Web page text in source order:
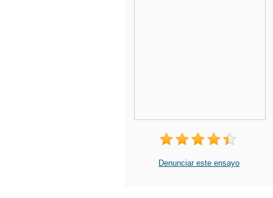
Denunciar este ensayo